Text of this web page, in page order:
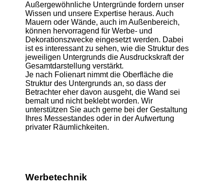
Außergewöhnliche Untergründe fordern unser
Wissen und unsere Expertise heraus. Auch
Mauern oder Wände, auch im Außenbereich,
können hervorragend für Werbe- und
Dekorationszwecke eingesetzt werden. Dabei
ist es interessant zu sehen, wie die Struktur des
jeweiligen Untergrunds die Ausdruckskraft der
Gesamtdarstellung verstärkt.
Je nach Folienart nimmt die Oberfläche die
Struktur des Untergrunds an, so dass der
Betrachter eher davon ausgeht, die Wand sei
bemalt und nicht beklebt worden. Wir
unterstützen Sie auch gerne bei der Gestaltung
Ihres Messestandes oder in der Aufwertung
privater Räumlichkeiten.
Werbetechnik